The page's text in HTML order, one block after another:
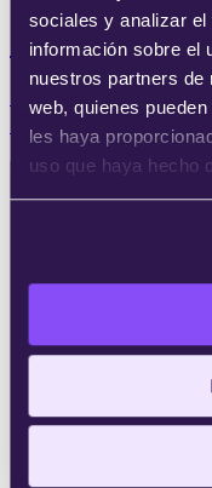
sociales y analizar
información sobre el
nuestros partners
web, quienes
les haya
uso que haya hecho
María José
Digital Chief
SA